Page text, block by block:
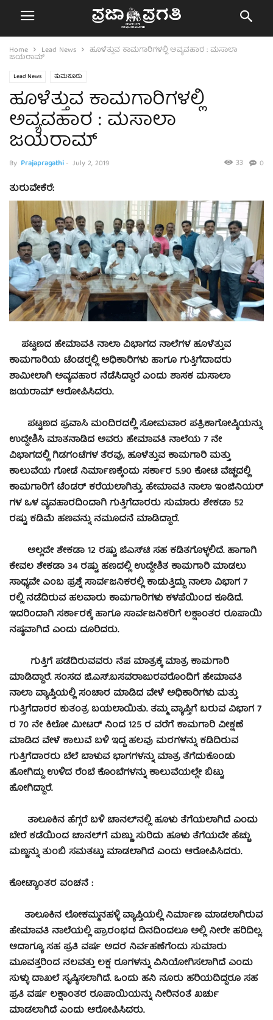
Home Lead News ಹೂಳೆತ್ತುವ ಕಾಮಗಾರಿಗಳಲ್ಲಿ ಅವ್ಯವಹಾರ : ಮಸಾಲಾ
ಜಯರಾಮ್
Lead News ತುಮಕೂರು
ಹೂಳೆತ್ತುವ ಕಾಮಗಾರಿಗಳಲ್ಲಿ
ಅವ್ಯವಹಾರ : ಮಸಾಲಾ
ಜಯರಾಮ್
By Prajapragathi- July 2, 2019 0
33
ತುರುವೇಕೆರೆ:
ಪಟ್ಟಣದ ಹೇಮಾವತಿ ನಾಲಾ ವಿಭಾಗದ ನಾಲೆಗಳ ಹೂಳೆತ್ತುವ
ಕಾಮಗಾರಿಯ ಟೆಂಡರ್‍ನಲ್ಲಿ ಅಧಿಕಾರಿಗಳು ಹಾಗೂ ಗುತ್ತಿಗೆದಾದರು
ಶಾಮೀಲಾಗಿ ಅವ್ಯವಹಾರ ನೆಡೆಸಿದ್ಧಾರೆ ಎಂದು ಶಾಸಕ ಮಸಾಲಾ
ಜಯರಾಮ್ ಆರೋಪಿಸಿದರು.
ಪಟ್ಟಣದ ಪ್ರವಾಸಿ ಮಂದಿರದಲ್ಲಿ ಸೋಮವಾರ ಪತ್ರಿಕಾಗೋಷ್ಠಿಯನ್ನು
ಉದ್ದೇಶಿಸಿ ಮಾತನಾಡಿದ ಅವರು ಹೇಮಾವತಿ ನಾಲೆಯ 7 ನೇ
ವಿಭಾಗದಲ್ಲಿ ಗಿಡಗಂಟೆಗಳ ತೆರವು, ಹೂಳೆತ್ತುವ ಕಾಮಗಾರಿ ಮತ್ತು
ಕಾಲುವೆಯ ಗೋಡೆ ನಿರ್ಮಾಣಕ್ಕೆಂದು ಸರ್ಕಾರ 5.90 ಕೋಟಿ ವೆಚ್ಚದಲ್ಲಿ
ಕಾಮಗಾರಿಗೆ ಟೆಂಡರ್ ಕರೆಯಲಾಗಿತ್ತು. ಹೇಮಾವತಿ ನಾಲಾ ಇಂಜಿನಿಯರ್
ಗಳ ಒಳ ವ್ಯವಹಾರದಿಂದಾಗಿ ಗುತ್ತಿಗೆದಾರರು ಸುಮಾರು ಶೇಕಡಾ 52
ರಷ್ಟು ಕಡಿಮೆ ಹಣವನ್ನು ನಮೂದನೆ ಮಾಡಿದ್ದಾರೆ.
ಅಲ್ಲದೇ ಶೇಕಡಾ 12 ರಷ್ಟು ಜಿಎಸ್‍ಟಿ ಸಹ ಕಡಿತಗೊಳ್ಳಲಿದೆ. ಹಾಗಾಗಿ
ಕೇವಲ ಶೇಕಡಾ 34 ರಷ್ಟು ಹಣದಲ್ಲಿ ಉದ್ದೇಶಿತ ಕಾಮಗಾರಿ ಮಾಡಲು
ಸಾಧ್ಯವೇ ಎಂಬ ಪ್ರಶ್ನೆ ಸಾರ್ವಜನಿಕರಲ್ಲಿ ಕಾಡುತ್ತಿದ್ದು ನಾಲಾ ವಿಭಾಗ 7
ರಲ್ಲಿ ನಡೆದಿರುವ ಹಲವಾರು ಕಾಮಗಾರಿಗಳು ಕಳಪೆಯಿಂದ ಕೂಡಿದೆ.
ಇದರಿಂದಾಗಿ ಸರ್ಕಾರಕ್ಕೆ ಹಾಗೂ ಸಾರ್ವಜನಿಕರಿಗೆ ಲಕ್ಷಾಂತರ ರೂಪಾಯಿ
ನಷ್ಠವಾಗಿದೆ ಎಂದು ದೂರಿದರು.
ಗುತ್ತಿಗೆ ಪಡೆದಿರುವವರು ನೆಪ ಮಾತ್ರಕ್ಕೆ ಮಾತ್ರ ಕಾಮಗಾರಿ
ಮಾಡಿದ್ದಾರೆ. ಸಂಸದ ಜಿ.ಎಸ್.ಬಸವರಾಜುರವರೊಂದಿಗೆ ಹೇಮಾವತಿ
ನಾಲಾ ವ್ಯಾಪ್ತಿಯಲ್ಲಿ ಸಂಚಾರ ಮಾಡಿದ ವೇಳೆ ಅಧಿಕಾರಿಗಳು ಮತ್ತು
ಗುತ್ತಿಗೆದಾರರ ಕುತಂತ್ರ ಬಯಲಾಯಿತು. ತಮ್ಮ ವ್ಯಾಪ್ತಿಗೆ ಬರುವ ವಿಭಾಗ 7
ರ 70 ನೇ ಕಿಲೋ ಮೀಟರ್ ನಿಂದ 125 ರ ವರೆಗೆ ಕಾಮಗಾರಿ ವೀಕ್ಷಣೆ
ಮಾಡಿದ ವೇಳೆ ಕಾಲುವೆ ಬಳಿ ಇದ್ದ ಹಲವು ಮರಗಳನ್ನು ಕಡಿದಿರುವ
ಗುತ್ತಿಗೆದಾರರು ಬೆಲೆ ಬಾಳುವ ಭಾಗಗಳನ್ನು ಮಾತ್ರ ತೆಗೆದುಕೊಂಡು
ಹೋಗಿದ್ದು ಉಳಿದ ರೆಂಬೆ ಕೊಂಬೆಗಳನ್ನು ಕಾಲುವೆಯಲ್ಲೇ ಬಿಟ್ಟು
ಹೋಗಿದ್ದಾರೆ.
ತಾಲೂಕಿನ ಹೆಗ್ಗರೆ ಬಳಿ ಚಾನಲ್‍ನಲ್ಲಿ ಹೂಳು ತೆಗೆಯಲಾಗಿದೆ ಎಂದು
ಬೇರೆ ಕಡೆಯಿಂದ ಚಾನಲ್‍ಗೆ ಮಣ್ಣು ಸುರಿದು ಹೂಳು ತೆಗೆಯದೇ ಹೆಚ್ಚು
ಮಣ್ಣನ್ನು ತುಂಬಿ ಸಮತಟ್ಟು ಮಾಡಲಾಗಿದೆ ಎಂದು ಆರೋಪಿಸಿದರು.
ಕೋಟ್ಯಾಂತರ ವಂಚನೆ :
ತಾಲೂಕಿನ ಲೋಕಮ್ಮನಹಳ್ಳಿ ವ್ಯಾಪ್ತಿಯಲ್ಲಿ ನಿರ್ಮಾಣ ಮಾಡಲಾಗಿರುವ
ಹೇಮಾವತಿ ನಾಲೆಯಲ್ಲಿ ಪ್ರಾರಂಭದ ದಿನದಿಂದಲೂ ಅಲ್ಲಿ ನೀರೇ ಹರಿದಿಲ್ಲ.
ಆದಾಗ್ಯೂ ಸಹ ಪ್ರತಿ ವರ್ಷ ಅದರ ನಿರ್ವಹಣೆಗೆಂದು ಸುಮಾರು
ಮೂವತ್ತರಿಂದ ನಲವತ್ತು ಲಕ್ಷ ರೂಗಳನ್ನು ವಿನಿಯೋಗಿಸಲಾಗಿದೆ ಎಂದು
ಸುಳ್ಳು ದಾಖಲೆ ಸೃಷ್ಠಿಸಲಾಗಿದೆ. ಒಂದು ಹನಿ ನೂರು ಹರಿಯದಿದ್ದರೂ ಸಹ
ಪ್ರತಿ ವರ್ಷ ಲಕ್ಷಾಂತರ ರೂಪಾಯಿಯನ್ನು ನೀರಿನಂತೆ ಖರ್ಚು
ಮಾಡಲಾಗಿದೆ ಎಂದು ಆರೋಪಿಸಿದರು.